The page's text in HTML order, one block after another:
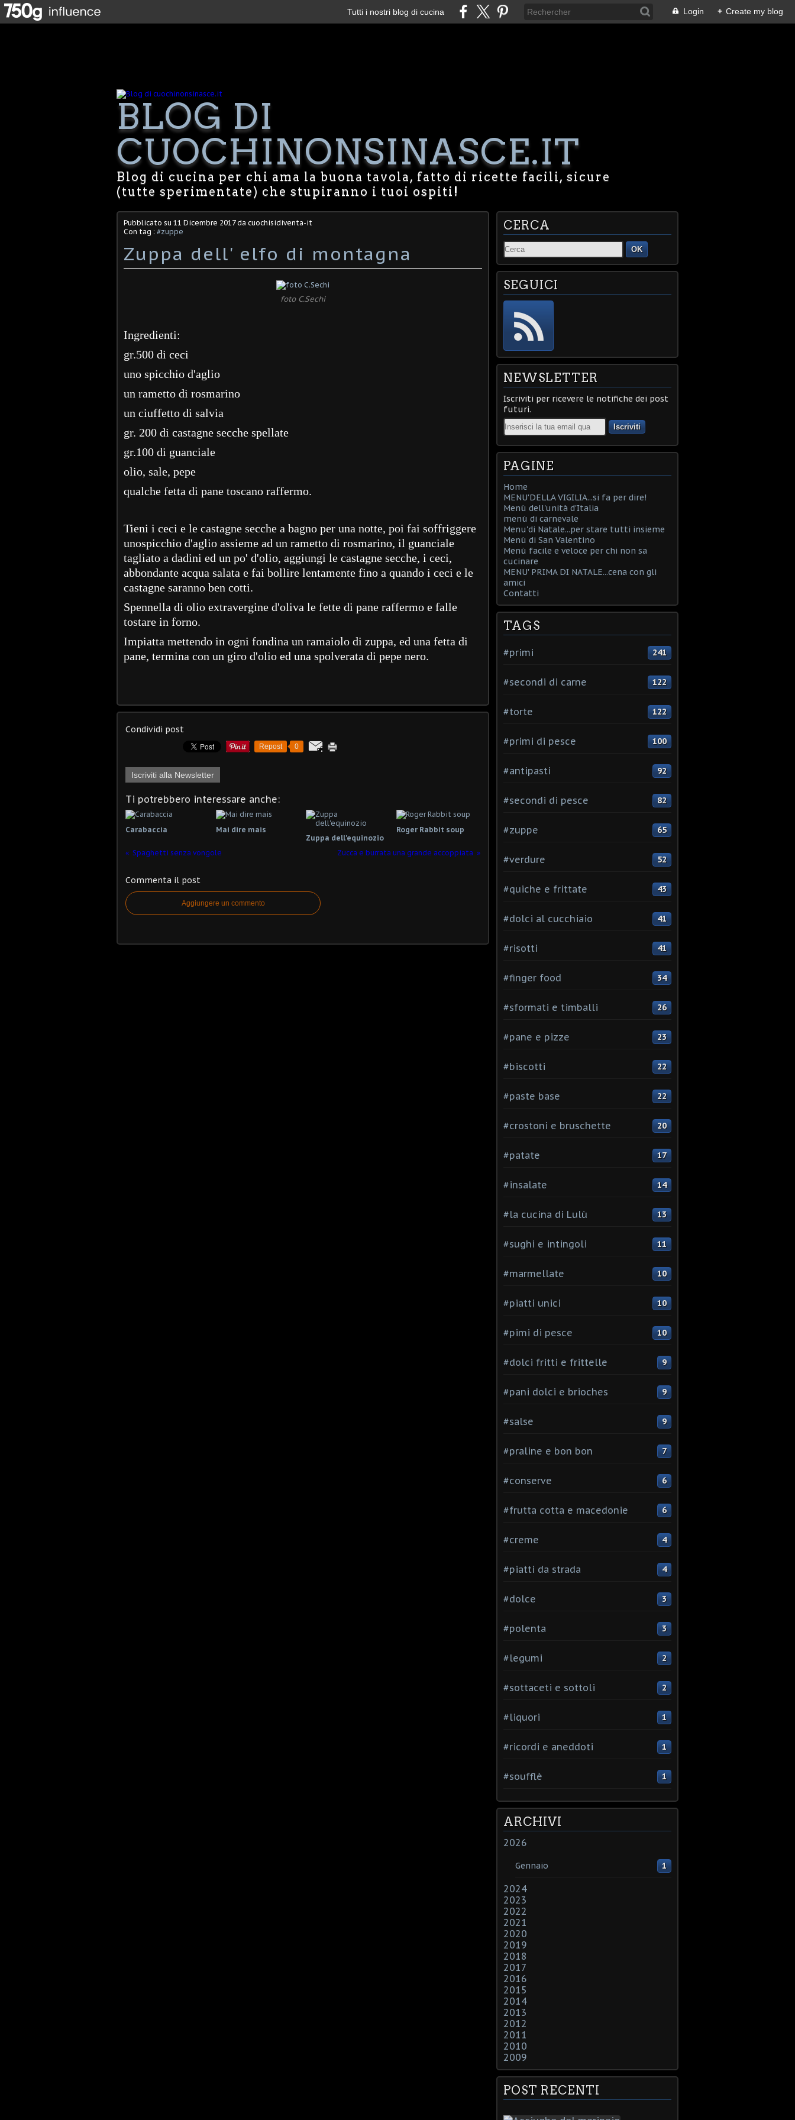
Tutti i nostri blog di cucina Login + Create my blog
BLOG DI
CUOCHINONSINASCE.IT
Blog di cucina per chi ama la buona tavola, fatto di ricette facili, sicure
(tutte sperimentate) che stupiranno i tuoi ospiti!
Pubblicato su 11 Dicembre 2017da cuochisidiventa-it
Con tag : #zuppe
Zuppa dell' elfo di montagna
foto C.Sechi
Ingredienti:
gr.500 di ceci
uno spicchio d'aglio
un rametto di rosmarino
un ciuffetto di salvia
gr. 200 di castagne secche spellate
gr.100 di guanciale
olio, sale, pepe
qualche fetta di pane toscano raffermo.
Tieni i ceci e le castagne secche a bagno per una notte, poi fai soffriggere
unospicchio d'aglio assieme ad un rametto di rosmarino, il guanciale
tagliato a dadini ed un po' d'olio, aggiungi le castagne secche, i ceci,
abbondante acqua salata e fai bollire lentamente fino a quando i ceci e le
castagne saranno ben cotti.
Spennella di olio extravergine d'oliva le fette di pane raffermo e falle
tostare in forno.
Impiatta mettendo in ogni fondina un ramaiolo di zuppa, ed una fetta di
pane, termina con un giro d'olio ed una spolverata di pepe nero.
Condividi post
Repost 0
Iscriviti alla Newsletter
Ti potrebbero interessare anche:
Carabaccia
Mai dire mais
Zuppa dell'equinozio
Roger Rabbit soup
Spaghetti senza vongole Zucca e burrata una grande accoppiata
Commenta il post
Aggiungere un commento
CERCA
OK
SEGUICI
NEWSLETTER
Iscriviti per ricevere le notifiche dei post
futuri.
Email
PAGINE
Home
MENU'DELLA VIGILIA...si fa per dire!
Menù dell'unità d'Italia
menù di carnevale
Menu'di Natale...per stare tutti insieme
Menù di San Valentino
Menù facile e veloce per chi non sa
cucinare
MENU' PRIMA DI NATALE...cena con gli
amici
Contatti
TAGS
#primi 241
#secondi di carne 122
#torte 122
#primi di pesce 100
#antipasti 92
#secondi di pesce 82
#zuppe 65
#verdure 52
#quiche e frittate 43
#dolci al cucchiaio 41
#risotti 41
#finger food 34
#sformati e timballi 26
#pane e pizze 23
#biscotti 22
#paste base 22
#crostoni e bruschette 20
#patate 17
#insalate 14
#la cucina di Lulù 13
#sughi e intingoli 11
#marmellate 10
#piatti unici 10
#pimi di pesce 10
#dolci fritti e frittelle 9
#pani dolci e brioches 9
#salse 9
#praline e bon bon 7
#conserve 6
#frutta cotta e macedonie 6
#creme 4
#piatti da strada 4
#dolce 3
#polenta 3
#legumi 2
#sottaceti e sottoli 2
#liquori 1
#ricordi e aneddoti 1
#soufflè 1
ARCHIVI
2026
Gennaio 1
2024
2023
2022
2021
2020
2019
2018
2017
2016
2015
2014
2013
2012
2011
2010
2009
POST RECENTI